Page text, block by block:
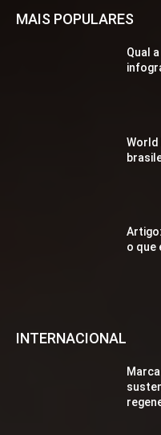
MAIS POPULARES
Qual
World
o que
INTERNACIONAL